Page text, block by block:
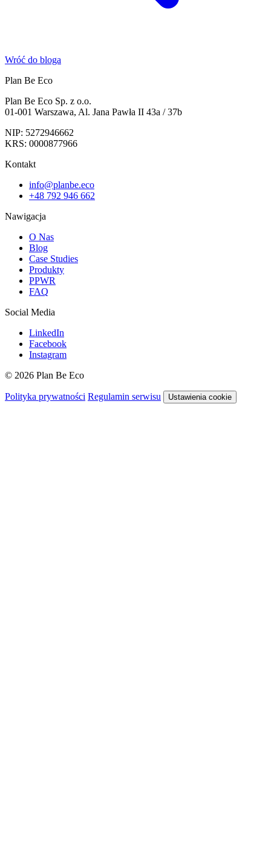
Wróć do bloga
Plan Be Eco
Plan Be Eco Sp. z o.o.
01-001 Warszawa, Al. Jana Pawła II 43a / 37b
NIP: 5272946662
KRS: 0000877966
Kontakt
info@planbe.eco
+48 792 946 662
Nawigacja
O Nas
Blog
Case Studies
Produkty
PPWR
FAQ
Social Media
LinkedIn
Facebook
Instagram
© 2026 Plan Be Eco
Polityka prywatności Regulamin serwisu Ustawienia cookie